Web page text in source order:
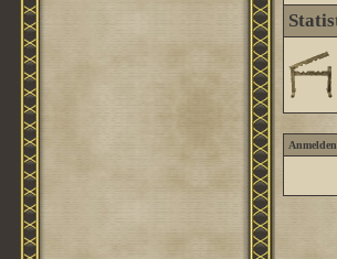
Anmelden